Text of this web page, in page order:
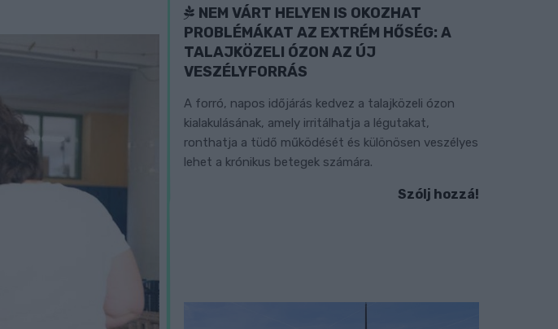
NEM VÁRT HELYEN IS OKOZHAT
PROBLÉMÁKAT AZ EXTRÉM HŐSÉG: A
TALAJKÖZELI ÓZON AZ ÚJ
VESZÉLYFORRÁS
A forró, napos időjárás kedvez a talajközeli ózon
kialakulásának, amely irritálhatja a légutakat,
ronthatja a tüdő működését és különösen veszélyes
lehet a krónikus betegek számára.
Szólj hozzá!